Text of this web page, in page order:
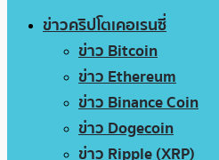
ข่าวคริปโตเคอเรนซี่
ข่าว Bitcoin
ข่าว Ethereum
ข่าว Binance Coin
ข่าว Dogecoin
ข่าว Ripple (XRP)